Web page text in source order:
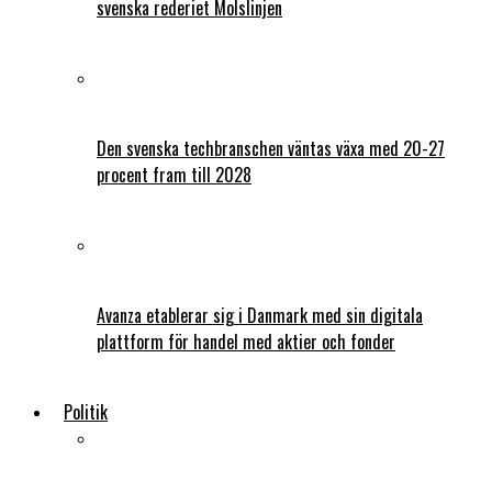
svenska rederiet Molslinjen
Den svenska techbranschen väntas växa med 20-27
procent fram till 2028
Avanza etablerar sig i Danmark med sin digitala
plattform för handel med aktier och fonder
Politik